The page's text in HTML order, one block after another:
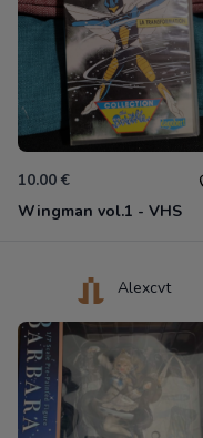
10.00 €
Wingman vol.1 - VHS
Alexcvt